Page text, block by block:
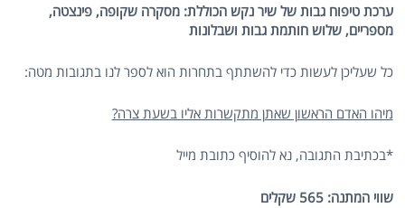
ערכת טיפוח גבות של שיר נקש הכוללת: מסקרה שקופה, פינצטה,
מספריים, שלוש חותמת גבות ושבלונות
כל שעליכן לעשות כדי להשתתף בתחרות הוא לספר לנו בתגובות מטה:
מיהו האדם הראשון שאתן מתקשרות אליו בשעת צרה?
*בכתיבת התגובה, נא להוסיף כתובת מייל
שווי המתנה: 565 שקלים